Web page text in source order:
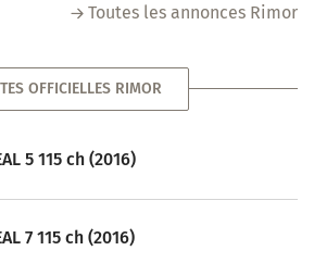
Toutes les annonces Rimor
OFFICIELLES RIMOR
5 115 ch (2016)
7 115 ch (2016)